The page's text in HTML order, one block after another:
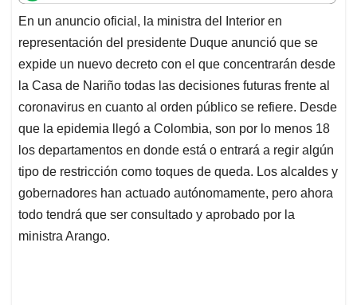
t
s
A
p
p
e
b
o
o
k
k
e
d
I
n
i
l
e
a
d
s
En un anuncio oficial, la ministra del Interior en
representación del presidente Duque anunció que se
expide un nuevo decreto con el que concentrarán desde
la Casa de Nariño todas las decisiones futuras frente al
coronavirus en cuanto al orden público se refiere. Desde
que la epidemia llegó a Colombia, son por lo menos 18
los departamentos en donde está o entrará a regir algún
tipo de restricción como toques de queda. Los alcaldes y
gobernadores han actuado autónomamente, pero ahora
todo tendrá que ser consultado y aprobado por la
ministra Arango.